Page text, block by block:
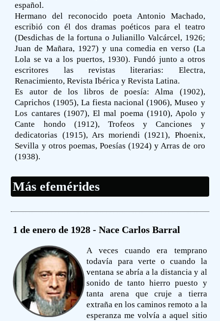
español.
Hermano del reconocido poeta Antonio Machado,
escribió con él dos dramas poéticos para el teatro
(Desdichas de la fortuna o Julianillo Valcárcel, 1926;
Juan de Mañara, 1927) y una comedia en verso (La
Lola se va a los puertos, 1930). Fundó junto a otros
escritores las revistas literarias: Electra,
Renacimiento, Revista Ibérica y Revista Latina.
Es autor de los libros de poesía: Alma (1902),
Caprichos (1905), La fiesta nacional (1906), Museo y
Los cantares (1907), El mal poema (1910), Apolo y
Cante hondo (1912), Trofeos y Canciones y
dedicatorias (1915), Ars moriendi (1921), Phoenix,
Sevilla y otros poemas, Poesías (1924) y Arras de oro
(1938).
Más efemérides
1 de enero de 1928 - Nace Carlos Barral
A veces cuando era temprano
todavía para verte o cuando la
ventana se abría a la distancia y al
sonido de tanto hierro puesto y
tanta arena que cruje a tierra
extraña en los caminos remoto a la
esperanza me volvía a aquel sitio